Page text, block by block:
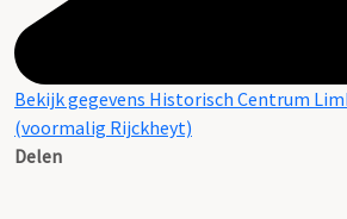
Bekijk gegevens Historisch Centrum
(voormalig Rijckheyt)
Delen